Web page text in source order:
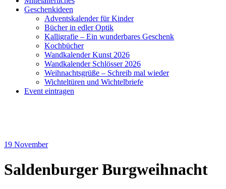
Geschenkideen
Adventskalender für Kinder
Bücher in edler Optik
Kalligrafie – Ein wunderbares Geschenk
Kochbücher
Wandkalender Kunst 2026
Wandkalender Schlösser 2026
Weihnachtsgrüße – Schreib mal wieder
Wichteltüren und Wichtelbriefe
Event eintragen
19 November
Saldenburger Burgweihnacht